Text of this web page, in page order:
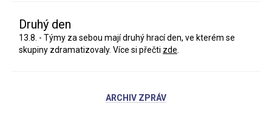
Druhý den
13.8. - Týmy za sebou mají druhý hrací den, ve kterém se
skupiny zdramatizovaly. Více si přečti zde
ARCHIV ZPRÁV